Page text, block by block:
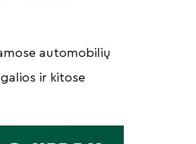
automobilių
ir kitose